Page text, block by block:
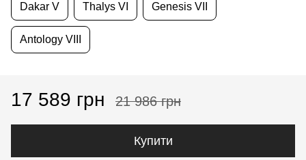
Dakar V Thalys VI Genesis VII
Antology VIII
17 589 грн 21 986 грн
Купити